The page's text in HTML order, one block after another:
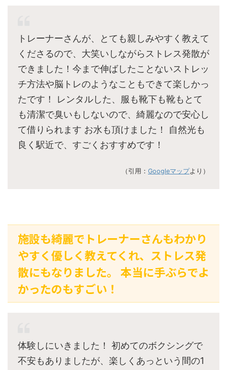
トレーナーさんが、とても親しみやすく教えて
くださるので、大笑いしながらストレス発散が
できました！今まで伸ばしたことないストレッ
チ方法や脳トレのようなこともできて楽しかっ
たです！ レンタルした、服も靴下も靴もとて
も清潔で臭いもしないので、綺麗なので安心し
て借りられます お水も頂けました！ 自然光も
良く駅近で、すごくおすすめです！
（引用： Googleマップより）
施設も綺麗でトレーナーさんもわかり
やすく優しく教えてくれ、ストレス発
散にもなりました。 本当に手ぶらでよ
かったのもすごい！
体験しにいきました！ 初めてのボクシングで
不安もありましたが、楽しくあっという間の1